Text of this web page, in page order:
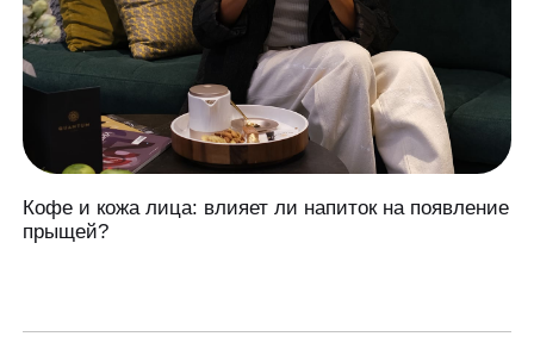
Кофе и кожа лица: влияет ли напиток на появление
прыщей?